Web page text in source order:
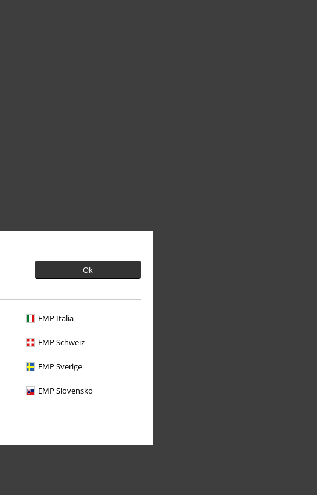
Ok
EMP Italia
EMP Schweiz
EMP Sverige
EMP Slovensko